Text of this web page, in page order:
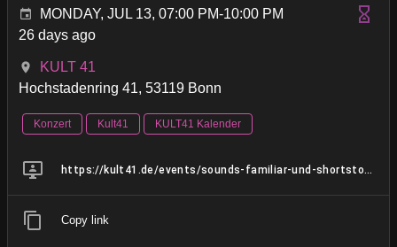
MONDAY, JUL 13, 07:00 PM-10:00 PM
26 days ago
KULT 41
Hochstadenring 41, 53119 Bonn
Konzert Kult41 KULT41 Kalender
https://kult41.de/events/sounds-familiar-und-shortstory-long
Copy link